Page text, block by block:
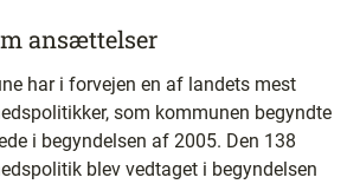
ansættelser
har i forvejen en af landets mest
som kommunen begyndte
i begyndelsen af 2005. Den 138
blev vedtaget i begyndelsen